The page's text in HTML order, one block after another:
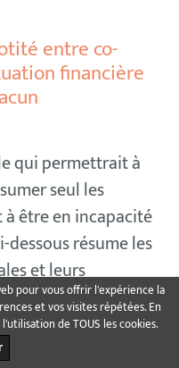
entre co-
financière
qui permettrait à
seul les
à être en incapacité
résume les
et leurs
sur l’un des co-
pour vous offrir l'expérience la
et vos visites répétées. En
de TOUS les cookies.